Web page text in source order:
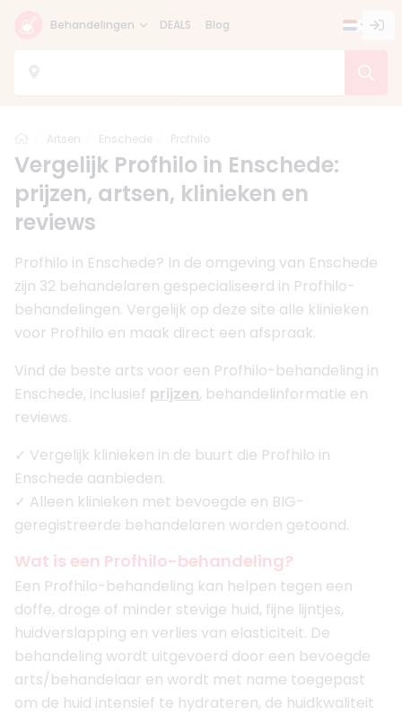
Behandelingen DEALS Blog
Home
Artsen Enschede Profhilo
Vergelijk Profhilo in Enschede:
prijzen, artsen, klinieken en
reviews
Profhilo in Enschede? In de omgeving van Enschede
zijn 32 behandelaren gespecialiseerd in Profhilo-
behandelingen. Vergelijk op deze site alle klinieken
voor Profhilo en maak direct een afspraak.
Vind de beste arts voor een Profhilo-behandeling in
Enschede, inclusief prijzen, behandelinformatie en
reviews.
✓ Vergelijk klinieken in de buurt die Profhilo in
Enschede aanbieden.
✓ Alleen klinieken met bevoegde en BIG-
geregistreerde behandelaren worden getoond.
Wat is een Profhilo-behandeling?
Een Profhilo-behandeling kan helpen tegen een
doffe, droge of minder stevige huid, fijne lijntjes,
huidverslapping en verlies van elasticiteit. De
behandeling wordt uitgevoerd door een bevoegde
arts/behandelaar en wordt met name toegepast
om de huid intensief te hydrateren, de huidkwaliteit